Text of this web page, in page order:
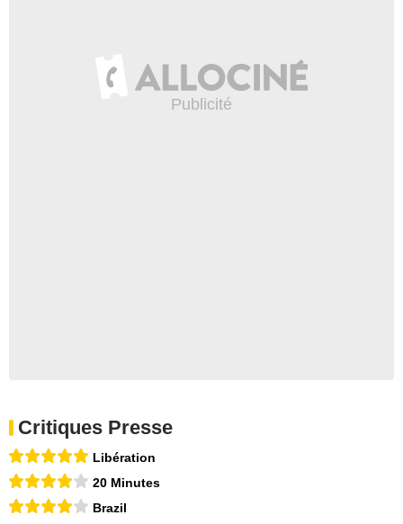
Critiques Presse
Libération
20 Minutes
Brazil